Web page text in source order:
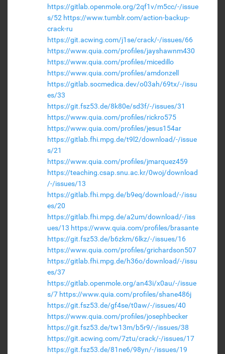
https://gitlab.openmole.org/2qf1v/m5cc/-/issue
s/52 https://www.tumblr.com/action-backup-
crack-ru
https://git.acwing.com/j1se/crack/-/issues/66
https://www.quia.com/profiles/jayshawnm430
https://www.quia.com/profiles/micedillo
https://www.quia.com/profiles/amdonzell
https://gitlab.socmedica.dev/o03ah/69tx/-/issu
es/33
https://git.fsz53.de/8k80e/sd3f/-/issues/31
https://www.quia.com/profiles/rickro575
https://www.quia.com/profiles/jesus154ar
https://gitlab.fhi.mpg.de/t9l2/download/-/issue
s/21
https://www.quia.com/profiles/jmarquez459
https://teaching.csap.snu.ac.kr/0woj/download
/-/issues/13
https://gitlab.fhi.mpg.de/b9eq/download/-/issu
es/20
https://gitlab.fhi.mpg.de/a2um/download/-/iss
ues/13 https://www.quia.com/profiles/brasante
https://git.fsz53.de/b6zkm/6lkz/-/issues/16
https://www.quia.com/profiles/grichardson507
https://gitlab.fhi.mpg.de/h36o/download/-/issu
es/37
https://gitlab.openmole.org/an43i/x0au/-/issue
s/7 https://www.quia.com/profiles/shane486j
https://git.fsz53.de/gf4se/t0aw/-/issues/40
https://www.quia.com/profiles/josephbecker
https://git.fsz53.de/tw13m/b5r9/-/issues/38
https://git.acwing.com/7ztu/crack/-/issues/17
https://git.fsz53.de/81ne6/98yn/-/issues/19